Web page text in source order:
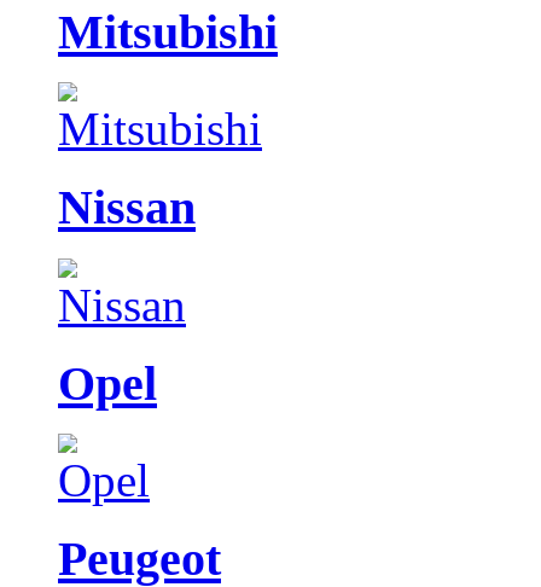
Mitsubishi
Nissan
Opel
Peugeot